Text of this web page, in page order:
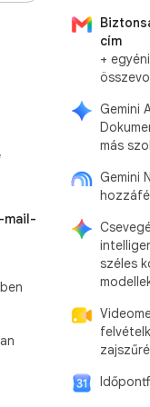
mail-
cím
+
Gemini
más
Gemini
széles